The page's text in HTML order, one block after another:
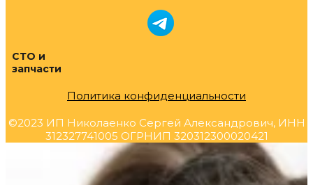
СТО и
запчасти
Политика конфиденциальности
©2023 ИП Николаенко Сергей Александрович, ИНН
312327741005 ОГРНИП 320312300020421